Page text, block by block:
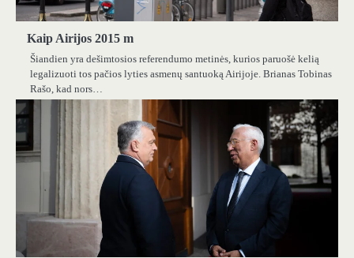
Kaip Airijos 2015 m
Šiandien yra dešimtosios referendumo metinės, kurios paruošė kelią
legalizuoti tos pačios lyties asmenų santuoką Airijoje. Brianas Tobinas
Rašo, kad nors…